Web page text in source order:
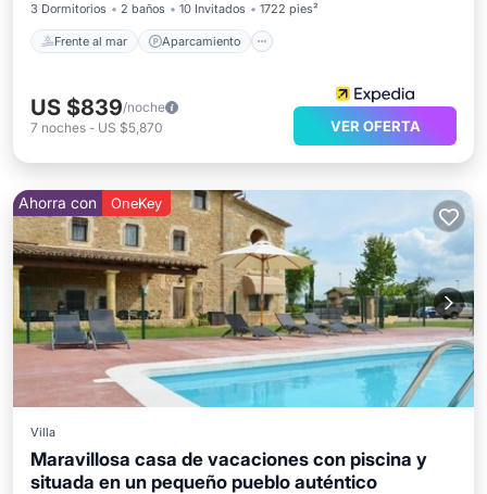
3 Dormitorios
2 baños 10 Invitados 1722 pies²
Frente al mar Aparcamiento
US $839/noche
7 noches - US $5,870 VER OFERTA
Ahorra con OneKey
Villa
Maravillosa casa de vacaciones con piscina y
situada en un pequeño pueblo auténtico